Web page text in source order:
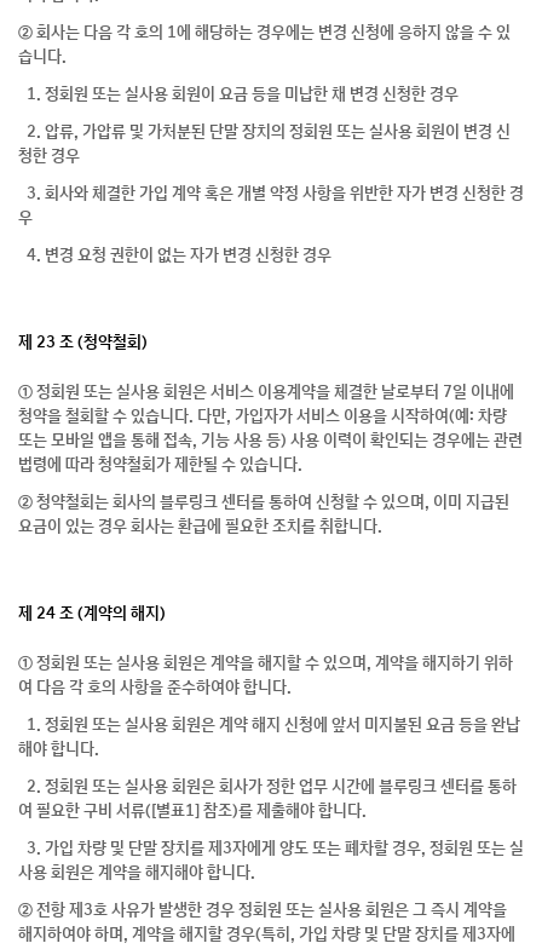
② 회사는 다음 각 호의 1에 해당하는 경우에는 변경 신청에 응하지 않을 수 있
습니다.
1. 정회원 또는 실사용 회원이 요금 등을 미납한 채 변경 신청한 경우
2. 압류, 가압류 및 가처분된 단말 장치의 정회원 또는 실사용 회원이 변경 신
청한 경우
3. 회사와 체결한 가입 계약 혹은 개별 약정 사항을 위반한 자가 변경 신청한 경
우
4. 변경 요청 권한이 없는 자가 변경 신청한 경우
제 23 조 (청약철회)
① 정회원 또는 실사용 회원은 서비스 이용계약을 체결한 날로부터 7일 이내에
청약을 철회할 수 있습니다. 다만, 가입자가 서비스 이용을 시작하여(예: 차량
또는 모바일 앱을 통해 접속, 기능 사용 등) 사용 이력이 확인되는 경우에는 관련
법령에 따라 청약철회가 제한될 수 있습니다.
② 청약철회는 회사의 블루링크 센터를 통하여 신청할 수 있으며, 이미 지급된
요금이 있는 경우 회사는 환급에 필요한 조치를 취합니다.
제 24 조 (계약의 해지)
① 정회원 또는 실사용 회원은 계약을 해지할 수 있으며, 계약을 해지하기 위하
여 다음 각 호의 사항을 준수하여야 합니다.
1. 정회원 또는 실사용 회원은 계약 해지 신청에 앞서 미지불된 요금 등을 완납
해야 합니다.
2. 정회원 또는 실사용 회원은 회사가 정한 업무 시간에 블루링크 센터를 통하
여 필요한 구비 서류([별표1] 참조)를 제출해야 합니다.
3. 가입 차량 및 단말 장치를 제3자에게 양도 또는 폐차할 경우, 정회원 또는 실
사용 회원은 계약을 해지해야 합니다.
② 전항 제3호 사유가 발생한 경우 정회원 또는 실사용 회원은 그 즉시 계약을
해지하여야 하며, 계약을 해지할 경우(특히, 가입 차량 및 단말 장치를 제3자에